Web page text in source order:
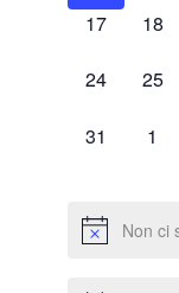
0
17
0
18
0
24
0
25
0
31
0
1
Non ci